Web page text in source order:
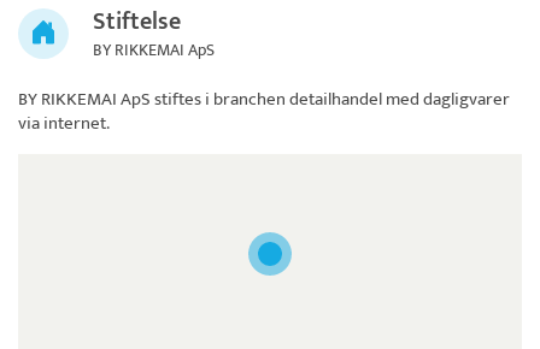
Stiftelse
BY RIKKEMAI ApS
BY RIKKEMAI ApSstiftes i branchen detailhandel med dagligvarer
via internet.